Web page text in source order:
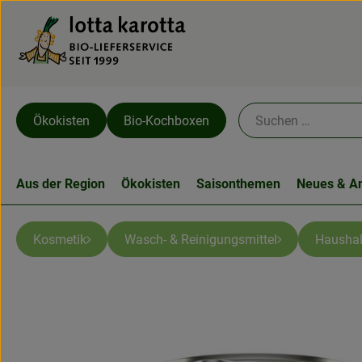
Ökokisten Bio-Kochboxen
Aus der Region Ökokisten Saisonthemen Neues &
Kosmetik Wasch- & Reinigungsmittel